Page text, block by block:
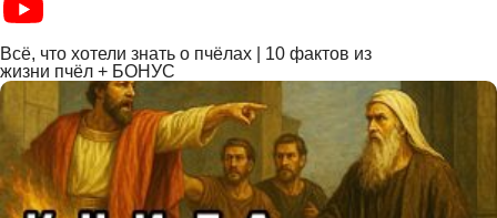
Всё, что хотели знать о пчёлах | 10 фактов из
жизни пчёл + БОНУС